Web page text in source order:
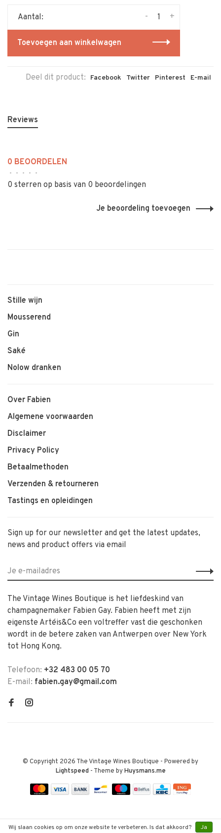
Aantal: +
-
Toevoegen aan winkelwagen
Deel dit product: Facebook Twitter Pinterest E-mail
Reviews
0 BEOORDELEN
• • • • •
0 sterren op basis van 0 beoordelingen
Je beoordeling toevoegen
Stille wijn
Mousserend
Gin
Saké
Nolow dranken
Over Fabien
Algemene voorwaarden
Disclaimer
Privacy Policy
Betaalmethoden
Verzenden & retourneren
Tastings en opleidingen
Sign up for our newsletter and get the latest updates,
news and product offers via email
The Vintage Wines Boutique is het liefdeskind van
champagnemaker Fabien Gay. Fabien heeft met zijn
eigenste Artéis&Co een voltreffer vast die geschonken
wordt in de betere zaken van Antwerpen over New York
tot Hong Kong.
Telefoon: +32 483 00 05 70
E-mail: fabien.gay@gmail.com
© Copyright 2026 The Vintage Wines Boutique - Powered by
Lightspeed- Theme byHuysmans.me
Wij slaan cookies op om onze website te verbeteren. Is dat akkoord? Ja